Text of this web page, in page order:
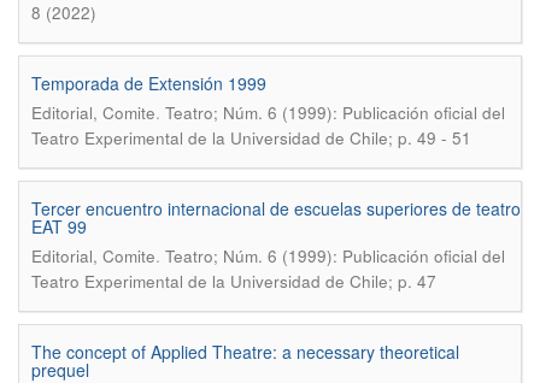
8 (2022)
Temporada de Extensión 1999
Editorial, Comite. Teatro; Núm. 6 (1999): Publicación oficial del
Teatro Experimental de la Universidad de Chile; p. 49 - 51
Tercer encuentro internacional de escuelas superiores de teatro
EAT 99
Editorial, Comite. Teatro; Núm. 6 (1999): Publicación oficial del
Teatro Experimental de la Universidad de Chile; p. 47
The concept of Applied Theatre: a necessary theoretical
prequel